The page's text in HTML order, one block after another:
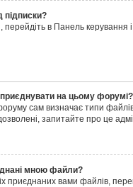
підписки?
перейдіть в Панель керування
на цьому форумі?
сам визначає типи
запитайте про це
мною файли?
приєднаних вами файлів,